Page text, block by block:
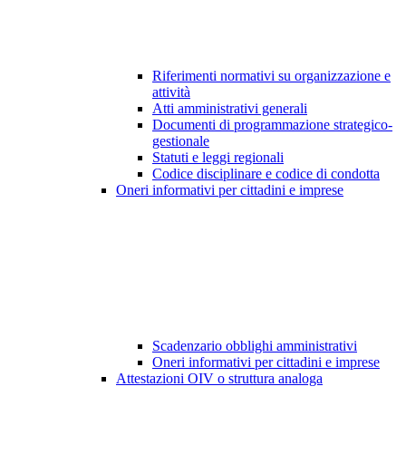
Riferimenti normativi su organizzazione e
attività
Atti amministrativi generali
Documenti di programmazione strategico-
gestionale
Statuti e leggi regionali
Codice disciplinare e codice di condotta
Oneri informativi per cittadini e imprese
Scadenzario obblighi amministrativi
Oneri informativi per cittadini e imprese
Attestazioni OIV o struttura analoga